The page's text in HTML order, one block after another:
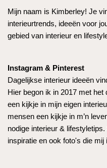
Mijn naam is Kimberley! Je
interieurtrends, ideeën voor
gebied van interieur en
Instagram & Pinterest
Dagelijkse interieur ideeën
Hier begon ik in 2017 met
een kijkje in mijn eigen
mensen een kijkje in m’n
nodige interieur &
inspiratie en ook foto's die mij